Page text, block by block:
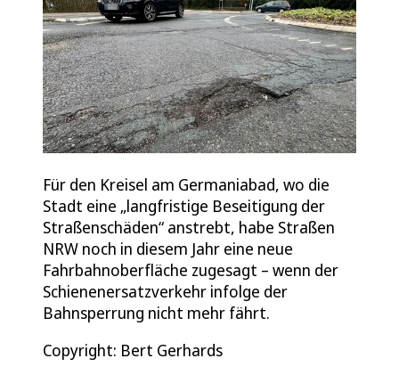
Für den Kreisel am Germaniabad, wo die
Stadt eine „langfristige Beseitigung der
Straßenschäden“ anstrebt, habe Straßen
NRW noch in diesem Jahr eine neue
Fahrbahnoberfläche zugesagt – wenn der
Schienenersatzverkehr infolge der
Bahnsperrung nicht mehr fährt.
Copyright: Bert Gerhards